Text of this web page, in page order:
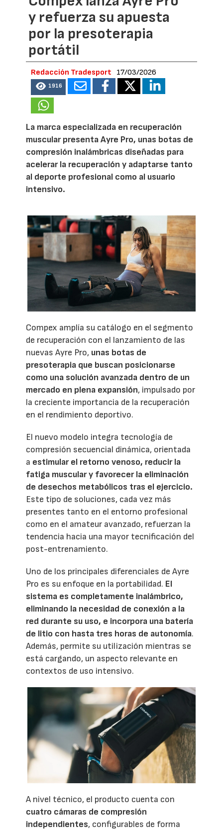
y refuerza su apuesta
por la presoterapia
portátil
Redacción Tradesport 17/03/2026
1916
La marca especializada en recuperación
muscular presenta Ayre Pro, unas botas de
compresión inalámbricas diseñadas para
acelerar la recuperación y adaptarse tanto
al deporte profesional como al usuario
intensivo.
Compex amplía su catálogo en el segmento
de recuperación con el lanzamiento de las
nuevas Ayre Pro, unas botas de
presoterapia que buscan posicionarse
como una solución avanzada dentro de un
mercado en plena expansión, impulsado por
la creciente importancia de la recuperación
en el rendimiento deportivo.
El nuevo modelo integra tecnología de
compresión secuencial dinámica, orientada
a estimular el retorno venoso, reducir la
fatiga muscular y favorecer la eliminación
de desechos metabólicos tras el ejercicio.
Este tipo de soluciones, cada vez más
presentes tanto en el entorno profesional
como en el amateur avanzado, refuerzan la
tendencia hacia una mayor tecnificación del
post-entrenamiento.
Uno de los principales diferenciales de Ayre
Pro es su enfoque en la portabilidad. El
sistema es completamente inalámbrico,
eliminando la necesidad de conexión a la
red durante su uso, e incorpora una batería
de litio con hasta tres horas de autonomía.
Además, permite su utilización mientras se
está cargando, un aspecto relevante en
contextos de uso intensivo.
A nivel técnico, el producto cuenta con
cuatro cámaras de compresión
independientes, configurables de forma